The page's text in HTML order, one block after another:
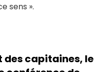
sens ».
des capitaines, le